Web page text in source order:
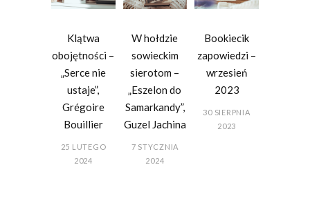
Klątwa
obojętności –
„Serce nie
ustaje”,
Grégoire
Bouillier
25 LUTEGO
2024
W hołdzie
sowieckim
sierotom –
„Eszelon do
Samarkandy”,
Guzel Jachina
7 STYCZNIA
2024
Bookiecik
zapowiedzi –
wrzesień
2023
30 SIERPNIA
2023